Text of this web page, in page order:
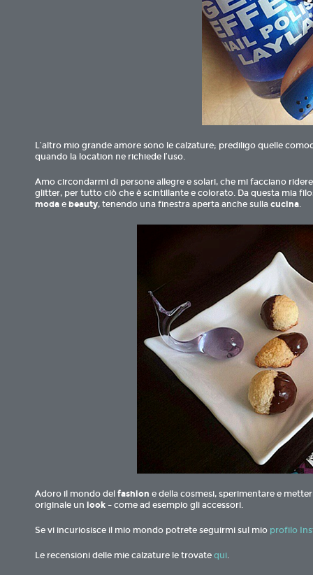
L’altro mio grande amore sono le calzature; prediligo quelle
quando la location ne richiede l’uso.
Amo circondarmi di persone allegre e solari, che mi facciano
glitter, per tutto ciò che è scintillante e colorato. Da questa mia
moda e beauty, tenendo una finestra aperta anche sulla cucina.
Adoro il mondo del fashion e della cosmesi, sperimentare e
originale un look – come ad esempio gli accessori.
Se vi incuriosisce il mio mondo potrete seguirmi sul mio profilo
Le recensioni delle mie calzature le trovate qui.